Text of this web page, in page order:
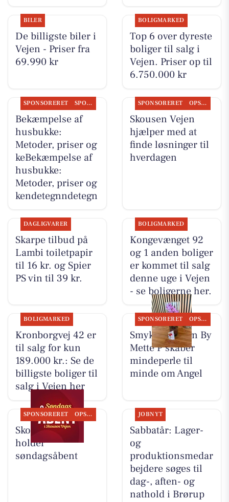
BILER
De billigste biler i
Vejen - Priser fra
69.990 kr
BOLIGMARKED
Top 6 over dyreste
boliger til salg i
Vejen. Priser op til
6.750.000 kr
SPONSORERET SPONSORERET INDHOLD
Bekæmpelse af
husbukke:
Metoder, priser og
keBekæmpelse af
husbukke:
Metoder, priser og
kendetegnndetegn
SPONSORERET OPSLAGSTAVLEN
Skousen Vejen
hjælper med at
finde løsninger til
hverdagen
DAGLIGVARER
Skarpe tilbud på
Lambi toiletpapir
til 16 kr. og Spier
PS vin til 39 kr.
BOLIGMARKED
Kongevænget 92
og 1 anden boliger
er kommet til salg
denne uge i Vejen
- se boligerne her.
BOLIGMARKED
Kronborgvej 42 er
til salg for kun
189.000 kr.: Se de
billigste boliger til
salg i Vejen her
SPONSORERET OPSLAGSTAVLEN
Smykke Design By
Mette P skaber
mindeperle til
minde om Angel
SPONSORERET OPSLAGSTAVLEN
Skousen Vejen
holder
søndagsåbent
JOBNYT
Sabbatår: Lager-
og
produktionsmedar
bejdere søges til
dag-, aften- og
nathold i Brørup